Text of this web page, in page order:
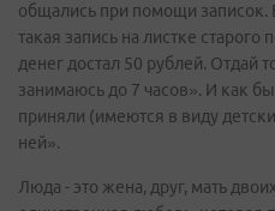
общались при помощи записок.
такая запись на листке
денег достал 50 рублей. Отдай
занимаюсь до 7 часов». И как
приняли (имеются в виду
ней».
Люда - это жена, друг, мать